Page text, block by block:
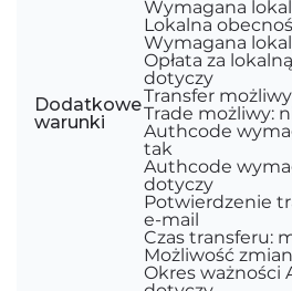
Dodatkowe
warunki
Wymagana
Lokalna
Wymagana
Opłata za
dotyczy
Transfer
Trade możliwy:
Authcode
tak
Authcode
dotyczy
Potwierdzenie
e-mail
Czas transferu:
Możliwość
Okres ważności